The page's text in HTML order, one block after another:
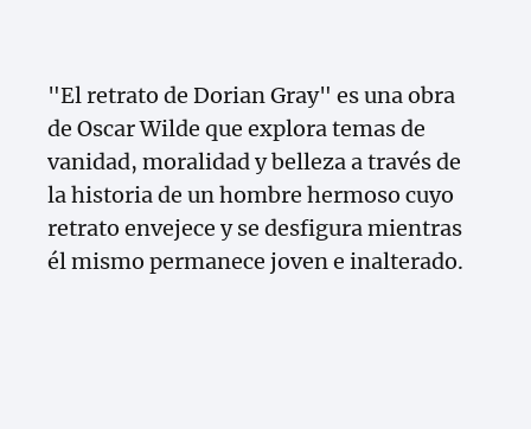
"El retrato de Dorian Gray" es una obra
de Oscar Wilde que explora temas de
vanidad, moralidad y belleza a través de
la historia de un hombre hermoso cuyo
retrato envejece y se desfigura mientras
él mismo permanece joven e inalterado.